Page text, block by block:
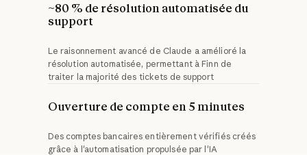
~80 % de résolution automatisée du
support
Le raisonnement avancé de Claude a amélioré la
résolution automatisée, permettant à Finn de
traiter la majorité des tickets de support
Ouverture de compte en 5 minutes
Des comptes bancaires entièrement vérifiés créés
grâce à l'automatisation propulsée par l'IA